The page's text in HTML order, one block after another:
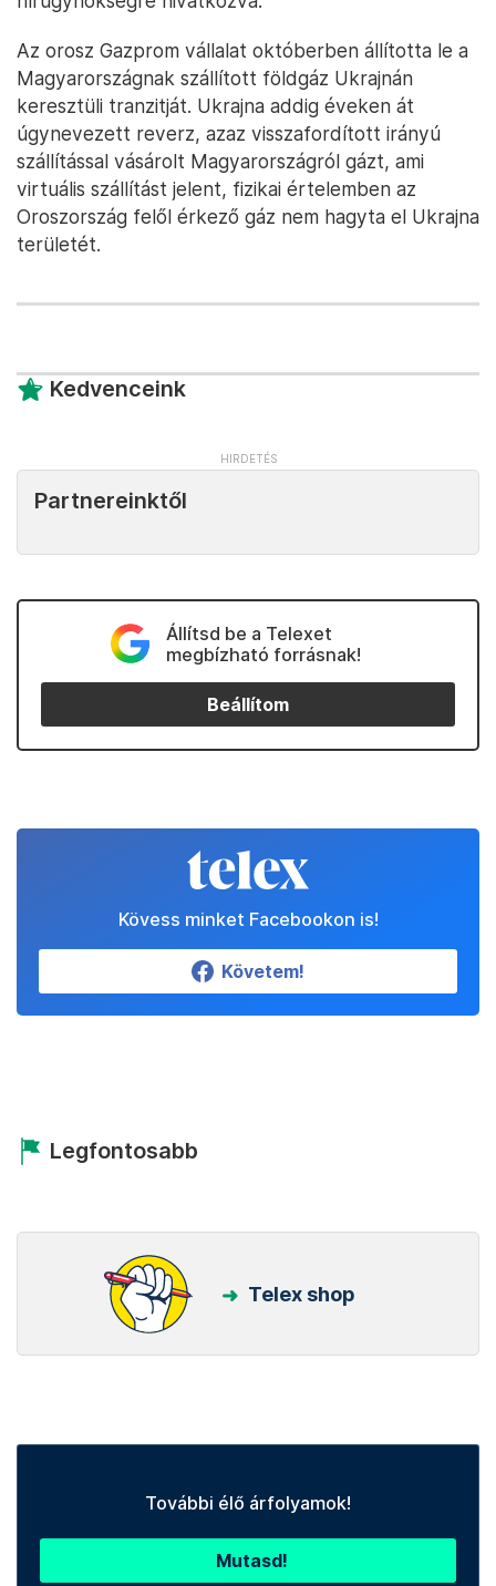
Az orosz Gazprom vállalat októberben állította le a
Magyarországnak szállított földgáz Ukrajnán
keresztüli tranzitját. Ukrajna addig éveken át
úgynevezett reverz, azaz visszafordított irányú
szállítással vásárolt Magyarországról gázt, ami
virtuális szállítást jelent, fizikai értelemben az
Oroszország felől érkező gáz nem hagyta el Ukrajna
területét.
Kedvenceink
Partnereinktől
Állítsd be a Telexet
megbízható forrásnak!
Beállítom
Kövess minket Facebookon is!
Követem!
Legfontosabb
Telex shop
További élő árfolyamok!
Mutasd!